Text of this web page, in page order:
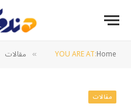
YOU ARE AT:Home
» مقالات
مقالات